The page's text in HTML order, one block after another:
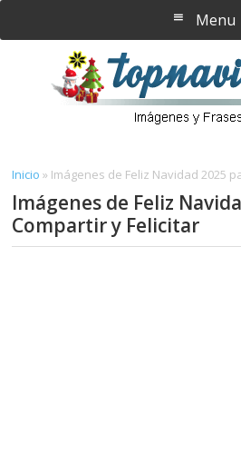
al
principal
a
Menu
Inicio » Imágenes de Feliz Navidad 2025
Imágenes de Feliz
Compartir y Felicitar